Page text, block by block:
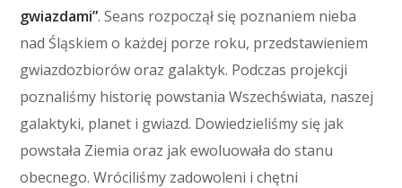
gwiazdami”. Seans rozpoczął się poznaniem nieba
nad Śląskiem o każdej porze roku, przedstawieniem
gwiazdozbiorów oraz galaktyk. Podczas projekcji
poznaliśmy historię powstania Wszechświata, naszej
galaktyki, planet i gwiazd. Dowiedzieliśmy się jak
powstała Ziemia oraz jak ewoluowała do stanu
obecnego. Wróciliśmy zadowoleni i chętni